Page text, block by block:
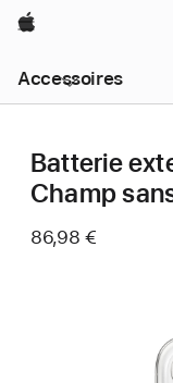
Apple
Accessoires
locale
menu
Batterie
Champ
86,98 €